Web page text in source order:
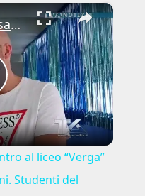
×
Adrano. Interessante incontro al liceo “Verga” con il prof. Fabio Gamberini. Studenti del Linguistic
al liceo “Verga”
Studenti del